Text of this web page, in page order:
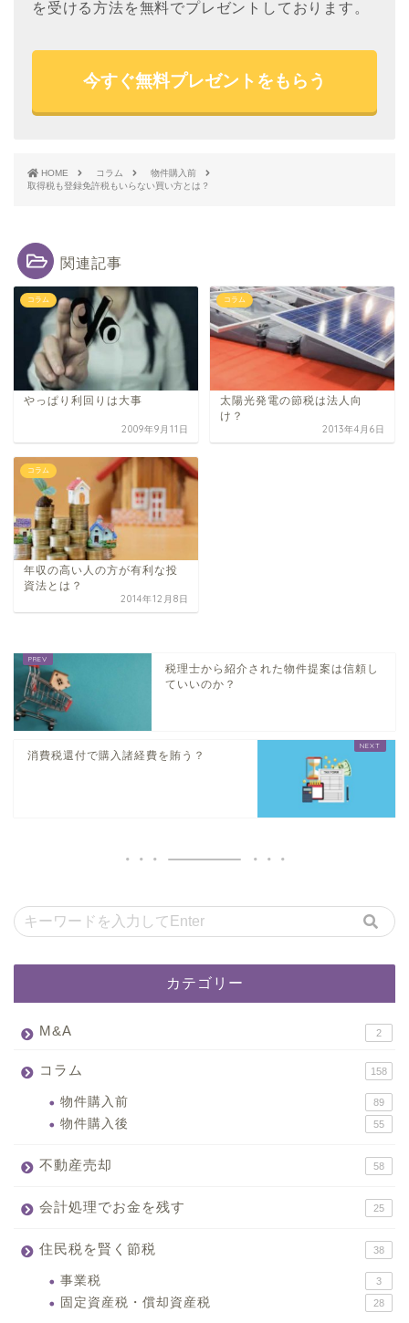
を受ける方法を無料でプレゼントしております。
今すぐ無料プレゼントをもらう
HOME コラム
物件購入前
取得税も登録免許税もいらない買い方とは？
関連記事
コラム
やっぱり利回りは大事
2009年9月11日
コラム
太陽光発電の節税は法人向
け？
2013年4月6日
コラム
年収の高い人の方が有利な投
資法とは？
2014年12月8日
税理士から紹介された物件提案は信頼し
ていいのか？
消費税還付で購入諸経費を賄う？
カテゴリー
M&A 2
コラム 158
物件購入前 89
物件購入後 55
不動産売却 58
会計処理でお金を残す 25
住民税を賢く節税 38
事業税 3
固定資産税・償却資産税 28